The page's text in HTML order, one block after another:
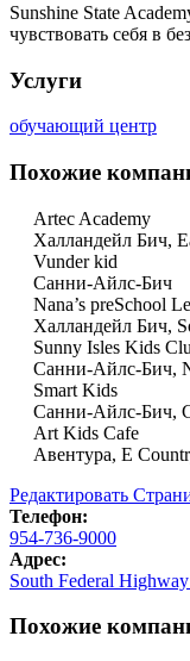
Sunshine State
чувствовать себя в
Услуги
обучающий центр
Похожие
Artec Academy
Халландейл Бич,
Vunder kid
Санни-Айлс-Бич
Nana’s preSchool
Халландейл Бич,
Sunny Isles Kids
Санни-Айлс-Бич,
Smart Kids
Санни-Айлс-Бич,
Art Kids Cafe
Авентура, E
Редактировать
Телефон:
954-736-9000
Адрес:
South Federal
Похожие